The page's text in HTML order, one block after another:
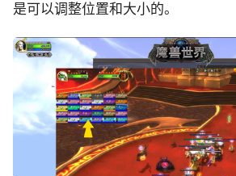
是可以调整位置和大小的。